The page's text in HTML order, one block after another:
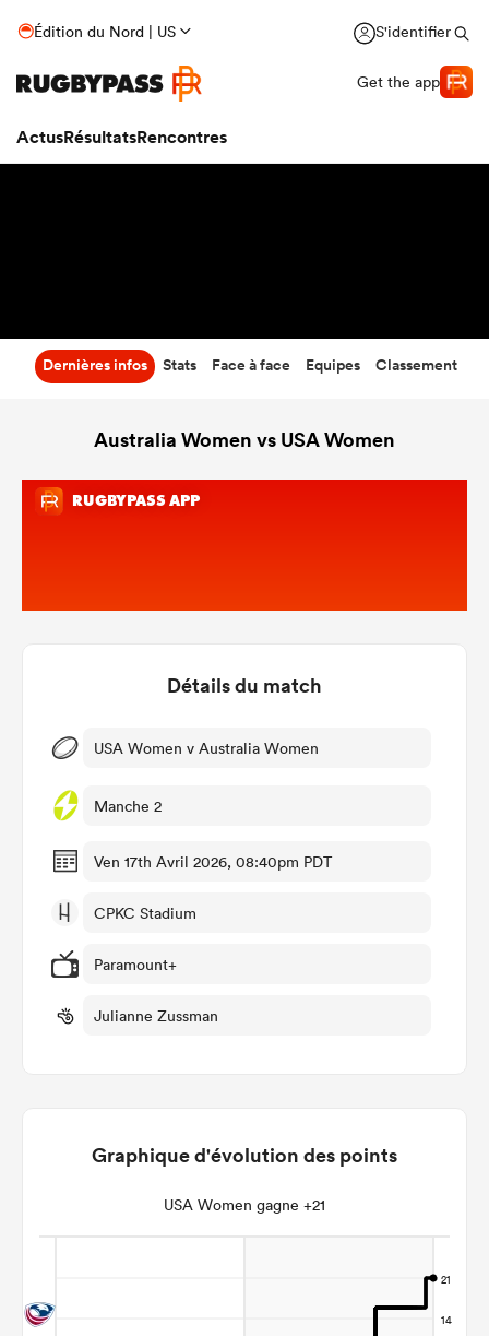
Édition du Nord | US S'identifier
Get the app
ActusRésultatsRencontres
Dernières infos Stats Face à face Equipes Classement
Australia Women vs USA Women
Détails du match
USA Women v Australia Women
Manche 2
Ven 17th Avril 2026, 08:40pm PDT
CPKC Stadium
Paramount+
Julianne Zussman
Graphique d'évolution des points
USA Women gagne +21